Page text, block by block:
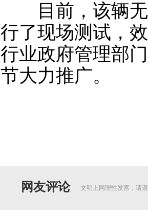
目前，该辆无
行了现场测试，
行业政府管理部
节大力推广。
网友评论 文明上网理性发言，请